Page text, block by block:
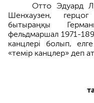
Отто Эдуард
Шенхаузен,
бытыраңқы
фельдмаршал 1971-
канцлері болып,
«темір канцлер» деп